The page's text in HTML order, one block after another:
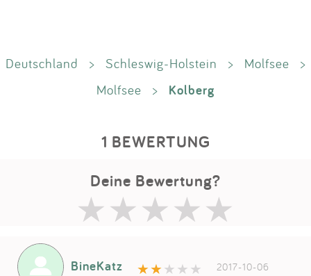
Deutschland > Schleswig-Holstein > Molfsee
>
Molfsee
> Kolberg
1 BEWERTUNG
Deine Bewertung?
BineKatz 2017-10-06